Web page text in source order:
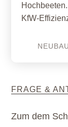
KfW-
FRAGE &
Zum dem